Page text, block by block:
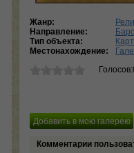
Жанр:
Направление:
Тип объекта:
Местонахождение:
Комментарии